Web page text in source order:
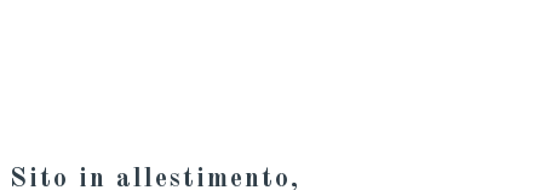
Sito in allestimento,